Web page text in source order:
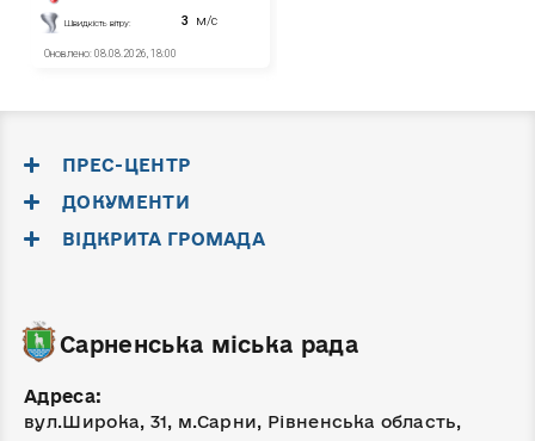
ПРЕС-ЦЕНТР
ДОКУМЕНТИ
ВІДКРИТА ГРОМАДА
Сарненська міська рада
Адреса:
вул.Широка, 31, м.Сарни, Рівненська область,